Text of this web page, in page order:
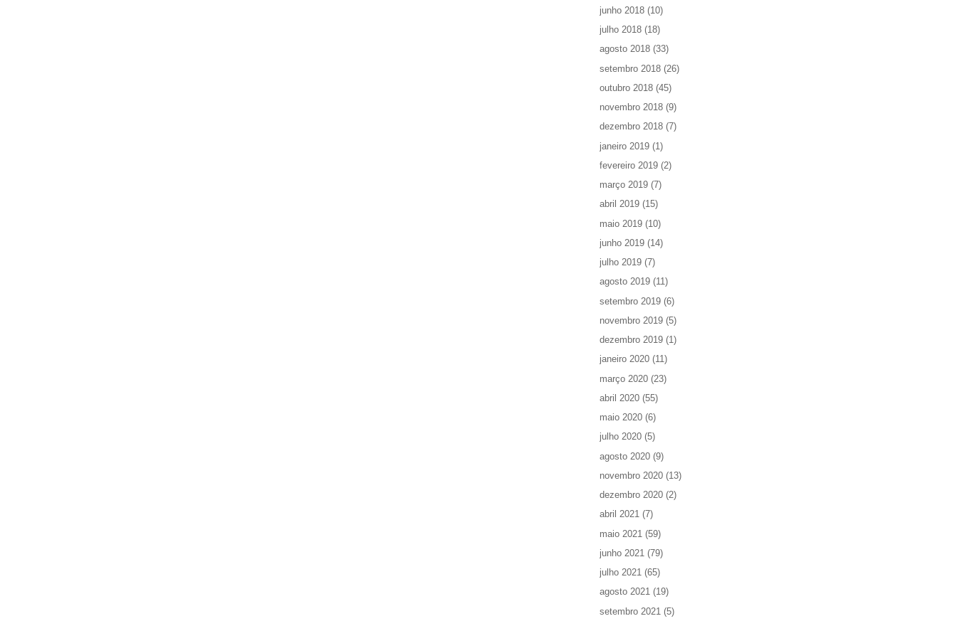
junho 2018 (10)
julho 2018 (18)
agosto 2018 (33)
setembro 2018 (26)
outubro 2018 (45)
novembro 2018 (9)
dezembro 2018 (7)
janeiro 2019 (1)
fevereiro 2019 (2)
março 2019 (7)
abril 2019 (15)
maio 2019 (10)
junho 2019 (14)
julho 2019 (7)
agosto 2019 (11)
setembro 2019 (6)
novembro 2019 (5)
dezembro 2019 (1)
janeiro 2020 (11)
março 2020 (23)
abril 2020 (55)
maio 2020 (6)
julho 2020 (5)
agosto 2020 (9)
novembro 2020 (13)
dezembro 2020 (2)
abril 2021 (7)
maio 2021 (59)
junho 2021 (79)
julho 2021 (65)
agosto 2021 (19)
setembro 2021 (5)